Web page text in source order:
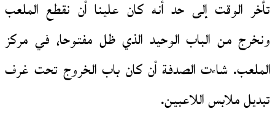
تأخر الوقت إلى حد أنه كان علينا أن نقطع الملعب
ونخرج من الباب الوحيد الذي ظل مفتوحا، في مركز
الملعب. شاءت الصدفة أن كان باب الخروج تحت غرف
تبديل ملابس اللاعبين.